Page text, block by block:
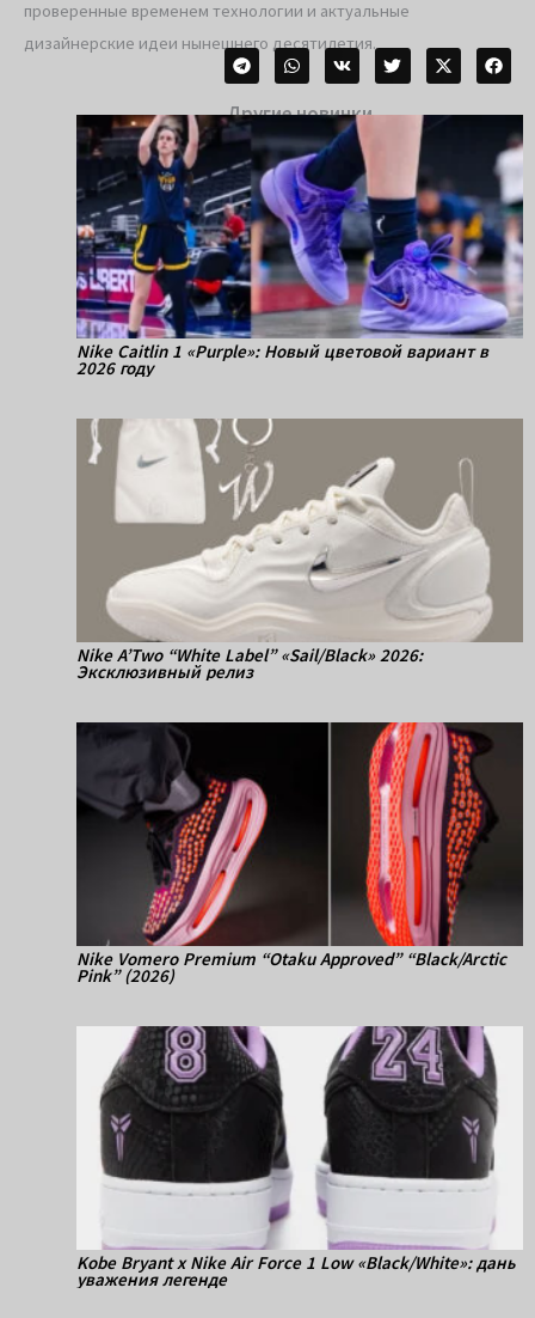
проверенные временем технологии и актуальные
дизайнерские идеи нынешнего десятилетия.
Другие новинки
Nike Caitlin 1 «Purple»: Новый цветовой вариант в
2026 году
Nike A’Two “White Label” «Sail/Black» 2026:
Эксклюзивный релиз
Nike Vomero Premium “Otaku Approved” “Black/Arctic
Pink” (2026)
Kobe Bryant x Nike Air Force 1 Low «Black/White»: дань
уважения легенде